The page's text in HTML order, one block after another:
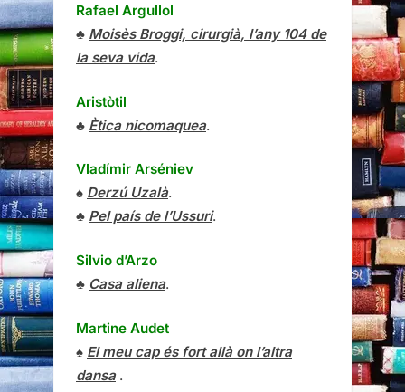
Rafael Argullol
♣ Moisès Broggi, cirurgià, l’any 104 de
la seva vida.
Aristòtil
♣ Ètica nicomaquea.
Vladímir Arséniev
♠ Derzú Uzalà.
♣ Pel país de l’Ussuri.
Silvio d’Arzo
♣ Casa aliena.
Martine Audet
♠ El meu cap és fort allà on l’altra
dansa.